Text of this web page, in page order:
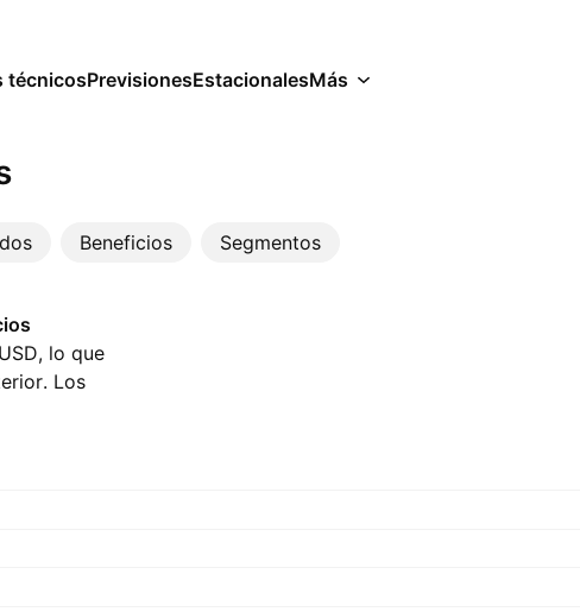
técnicosPrevisionesEstacionalesMás
Beneficios Segmentos
lo que
Los